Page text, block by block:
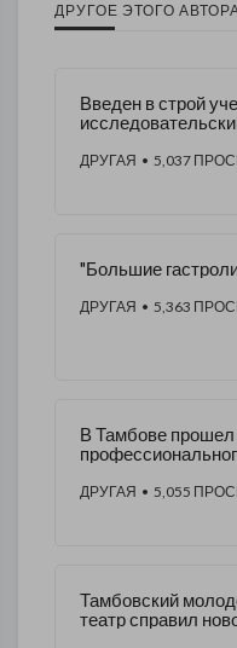
ДРУГОЕ ЭТОГО
Введен в строй
ДРУГАЯ • 5,037
"Большие
ДРУГАЯ • 5,363
В Тамбове прошел
ДРУГАЯ • 5,055
Тамбовский
театр справил